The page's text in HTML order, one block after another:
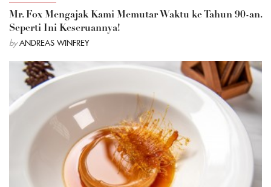
Mr. Fox Mengajak Kami Memutar Waktu ke Tahun 90-an.
Seperti Ini Keseruannya!
by ANDREAS WINFREY